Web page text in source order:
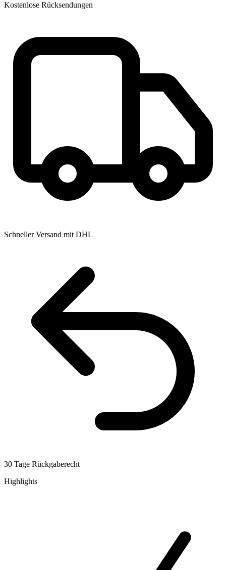
Kostenlose Rücksendungen
Schneller Versand mit DHL
30 Tage Rückgaberecht
Highlights